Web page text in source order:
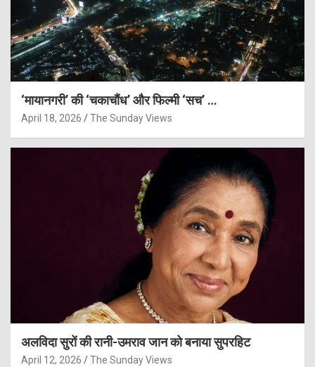
‘मायानगरी’ की ‘चकाचौंध’ और फिल्मी ‘सच’ …
April 18, 2026 The Sunday Views
अलविदा सुरों की रानी-उमराव जान को बनाया सुपरहिट
April 12, 2026 The Sunday Views